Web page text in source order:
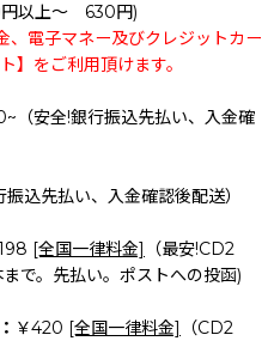
以上～ 630円)
、電子マネー及びクレジットカー
】をご利用頂けます。
（安全!銀行振込先払い、入金確
込先払い、入金確認後配送）
[全国一律料金]
（最安!CD2
で。先払い。ポストへの投函)
￥420 [全国一律料金]
（CD2